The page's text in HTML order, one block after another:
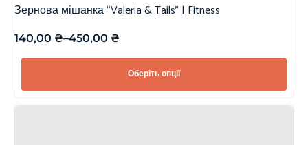
Зернова мішанка “Valeria & Tails” | Fitness
140,00 ₴–450,00 ₴
Оберіть опції